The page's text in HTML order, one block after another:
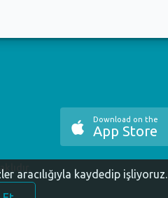
Download on the
App Store
aracılığıyla kaydedip işliyoruz.